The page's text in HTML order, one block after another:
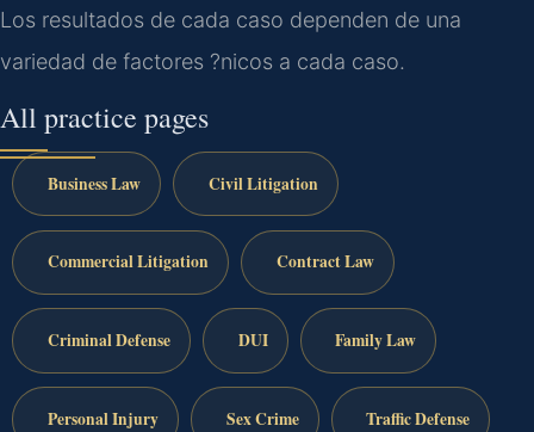
Los resultados de cada caso dependen de una
variedad de factores ?nicos a cada caso.
All practice pages
Business Law Civil Litigation
Commercial Litigation Contract Law
Criminal Defense DUI Family Law
Personal Injury Sex Crime Traffic Defense